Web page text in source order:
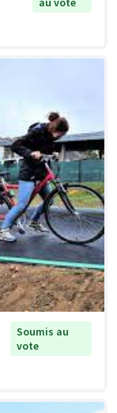
Soumis au
vote